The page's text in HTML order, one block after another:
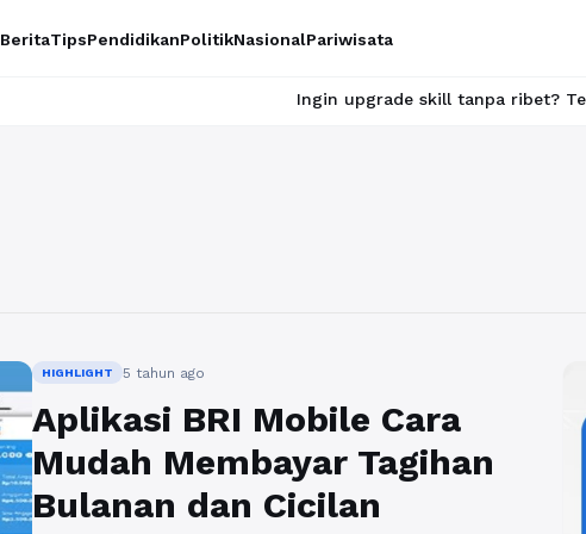
BeritaTipsPendidikanPolitikNasionalPariwisata
Ingin upgrade skill tanpa ribet? Temukan
HIGHLIGHT 5 tahun ago
Aplikasi BRI Mobile Cara
Mudah Membayar Tagihan
Bulanan dan Cicilan